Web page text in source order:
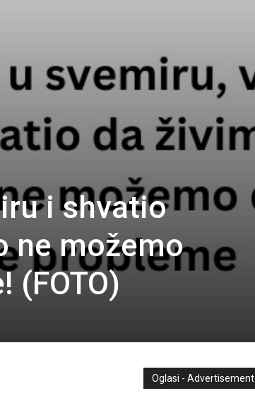
i shvatio
ne možemo
(FOTO)
Oglasi - Advertisement